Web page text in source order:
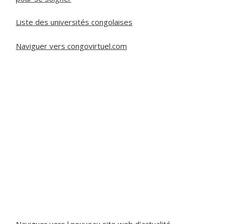
Liste des universités congolaises
Naviguer vers congovirtuel.com